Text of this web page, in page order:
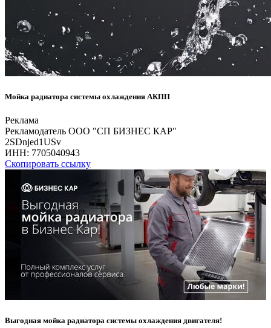
Мойка радиатора системы охлаждения АКПП
Реклама
Рекламодатель ООО "СП БИЗНЕС КАР"
2SDnjed1USv
ИНН: 7705040943
Скопировать ссылку
Выгодная мойка радиатора системы охлаждения двигателя!